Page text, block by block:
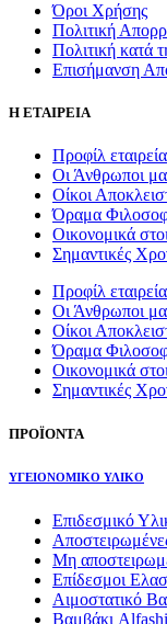
Όροι Χρήσης
Πολιτική
Πολιτική κατά
Επισήμανση
Η ΕΤΑΙΡΕΙΑ
Προφίλ
Οι Άνθρωποι
Οίκοι
Όραμα
Οικονομικά
Σημαντικές
Προφίλ
Οι Άνθρωποι
Οίκοι
Όραμα
Οικονομικά
Σημαντικές
ΠΡΟΪΟΝΤΑ
ΥΓΕΙΟΝΟΜΙΚΟ ΥΛΙΚΟ
Επιδεσμικό
Μη
Επίδεσμοι
Αιμοστατικό
Βαμβάκι